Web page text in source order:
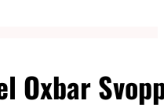
Oxbar